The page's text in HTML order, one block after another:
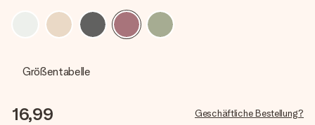
Größentabelle
16,99 Geschäftliche Bestellung?